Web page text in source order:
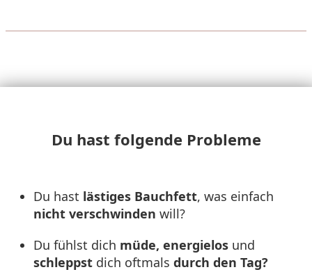
Du hast folgende Probleme
Du hast lästiges Bauchfett, was einfach
nicht verschwinden will?
Du fühlst dich müde, energielos und
schleppst dich oftmals durch den Tag?